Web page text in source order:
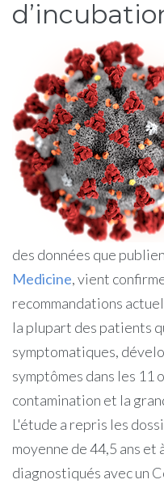
des données que
Medicine, vient
recommandations
la plupart des patients
symptomatiques,
symptômes dans les 11
contamination et la
L'étude a repris les
moyenne de 44,5 ans et
diagnostiqués avec un